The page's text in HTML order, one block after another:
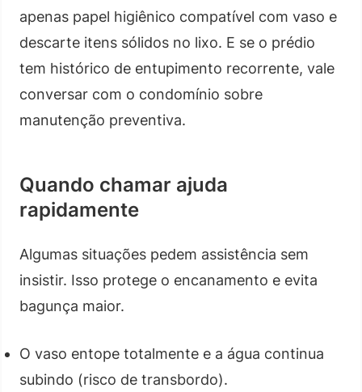
apenas papel higiênico compatível com vaso e
descarte itens sólidos no lixo. E se o prédio
tem histórico de entupimento recorrente, vale
conversar com o condomínio sobre
manutenção preventiva.
Quando chamar ajuda
rapidamente
Algumas situações pedem assistência sem
insistir. Isso protege o encanamento e evita
bagunça maior.
O vaso entope totalmente e a água continua
subindo (risco de transbordo).